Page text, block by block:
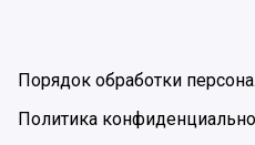
Порядок обработки
Политика